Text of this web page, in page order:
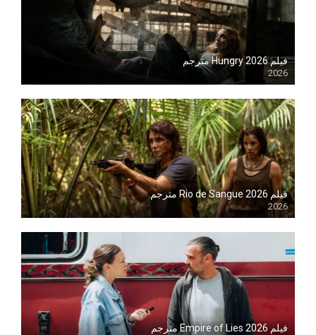
فيلم Hungry 2026 مترجم
2026
Blu-ray
فيلم Rio de Sangue 2026 مترجم
2026
Blu-ray
فيلم Empire of Lies 2026 مترجم